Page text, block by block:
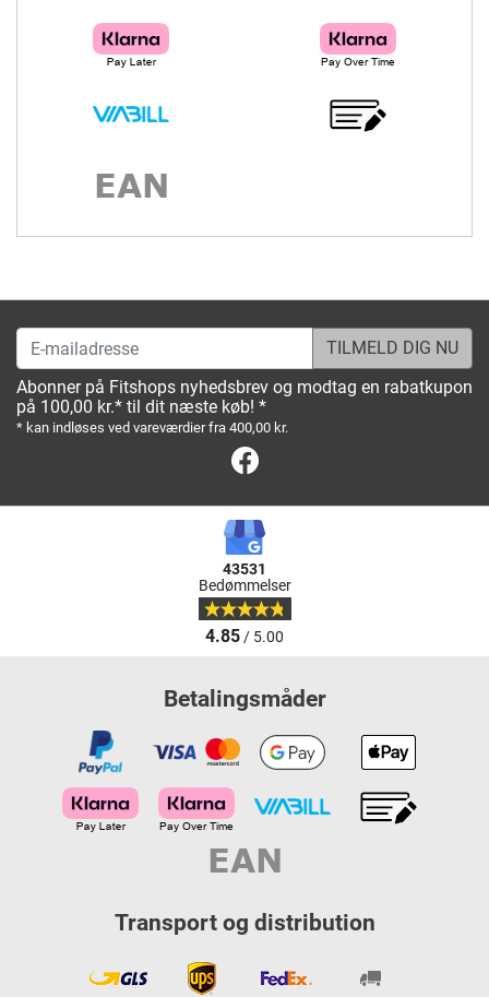
E-mailadresse
Abonner på Fitshops nyhedsbrev og modtag en rabatkupon
på 100,00 kr.* til dit næste køb! *
* kan indløses ved vareværdier fra 400,00 kr.
43531
Bedømmelser
4.85/ 5.00
Betalingsmåder
Transport og distribution